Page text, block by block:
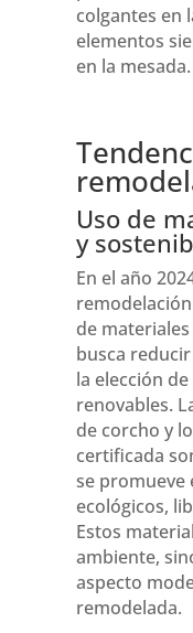
colgantes en
elementos
en la mesada.
Uso de
y
En el año
de
busca
la elección
renovables.
de corcho y
certificada
se promueve
ecológicos,
Estos
ambiente,
aspecto
remodelada.